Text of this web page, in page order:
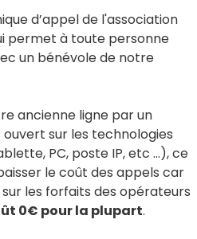
d’appel de l'association
permet à toute personne
un bénévole de notre
ancienne ligne par un
sur les technologies
PC, poste IP, etc …), ce
le coût des appels car
les forfaits des opérateurs
0€ pour la plupart.